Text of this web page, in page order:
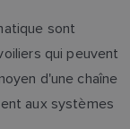
sont
qui peuvent
d'une chaîne
aux systèmes